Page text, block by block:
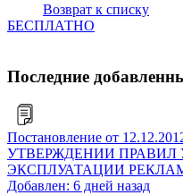
Возврат к списку
БЕСПЛАТНО
Последние
Постановление от
УТВЕРЖДЕНИИ ПРАВИЛ
ЭКСПЛУАТАЦИИ
Добавлен: 6 дней назад